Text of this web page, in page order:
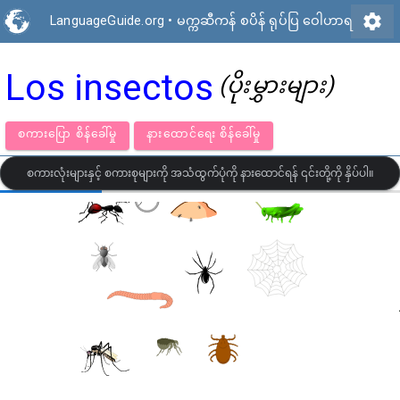
LanguageGuide.org • မက္ကဆီကန် စပိန် ရုပ်ပြ ဝေါဟာရ settings
Los insectos (ပိုးမွှားများ)
စကားပြော စိန်ခေါ်မှု နားထောင်ရေး စိန်ခေါ်မှု
စကားလုံးများနှင့် စကားစုများကို အသံထွက်ပုံကို နားထောင်ရန် ၎င်းတို့ကို နှိပ်ပါ။